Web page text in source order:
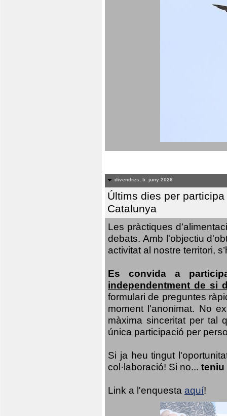
divendres, 5. juny 2026
Últims dies per
Catalunya
Les pràctiques
debats. Amb l'objectiu
activitat al nostre territori,
Es convida a
independentment de si
formulari de preguntes
moment l'anonimat. No
màxima sinceritat per tal
única participació per
Si ja heu tingut
col·laboració! Si no... teniu
Link a l'enquesta aquí!